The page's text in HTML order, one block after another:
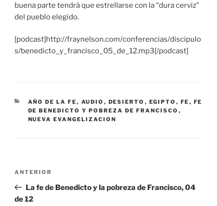
buena parte tendrá que estrellarse con la “dura cerviz”
del pueblo elegido.
[podcast]http://fraynelson.com/conferencias/discipulo
s/benedicto_y_francisco_05_de_12.mp3[/podcast]
CATEGORÍAS
AÑO DE LA FE , AUDIO , DESIERTO , EGIPTO , FE , FE
DE BENEDICTO Y POBREZA DE FRANCISCO ,
NUEVA EVANGELIZACION
entradas
Entrada
anterior:
ANTERIOR
La fe de Benedicto y la pobreza de Francisco, 04
de 12